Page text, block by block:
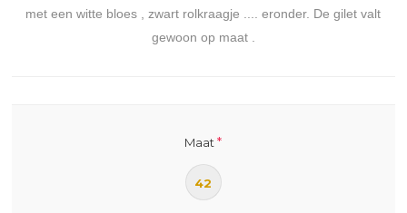
met een witte bloes , zwart rolkraagje .... eronder. De gilet valt
gewoon op maat .
Maat *
42